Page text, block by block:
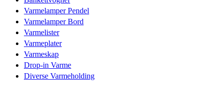
Varmelamper Pendel
Varmelamper Bord
Varmelister
Varmeplater
Varmeskap
Drop-in Varme
Diverse Varmeholding